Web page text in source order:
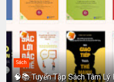
Sách
🧠📚 Tuyển Tập Sách Tâm